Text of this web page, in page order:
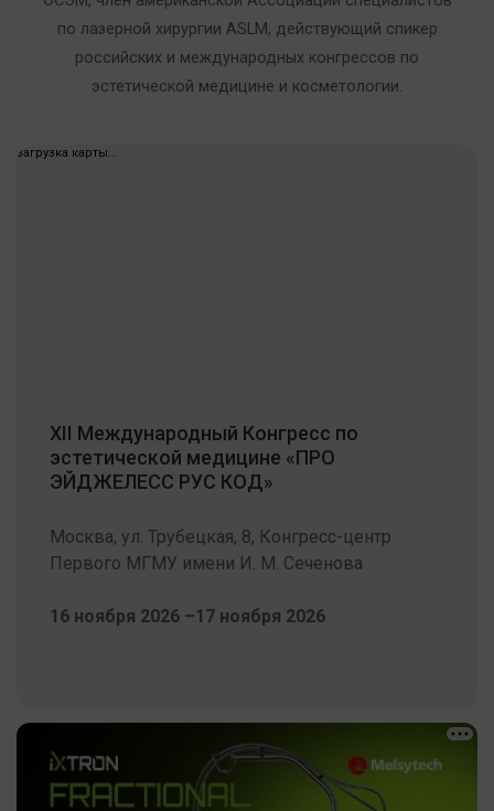
по лазерной хирургии ASLM, действующий спикер
российских и международных конгрессов по
эстетической медицине и косметологии.
загрузка карты...
ХII Международный Конгресс по
эстетической медицине «ПРО
ЭЙДЖЕЛЕСС РУС КОД»
Москва, ул. Трубецкая, 8, Конгресс-центр
Первого МГМУ имени И. М. Сеченова
16 ноября 2026 –17 ноября 2026